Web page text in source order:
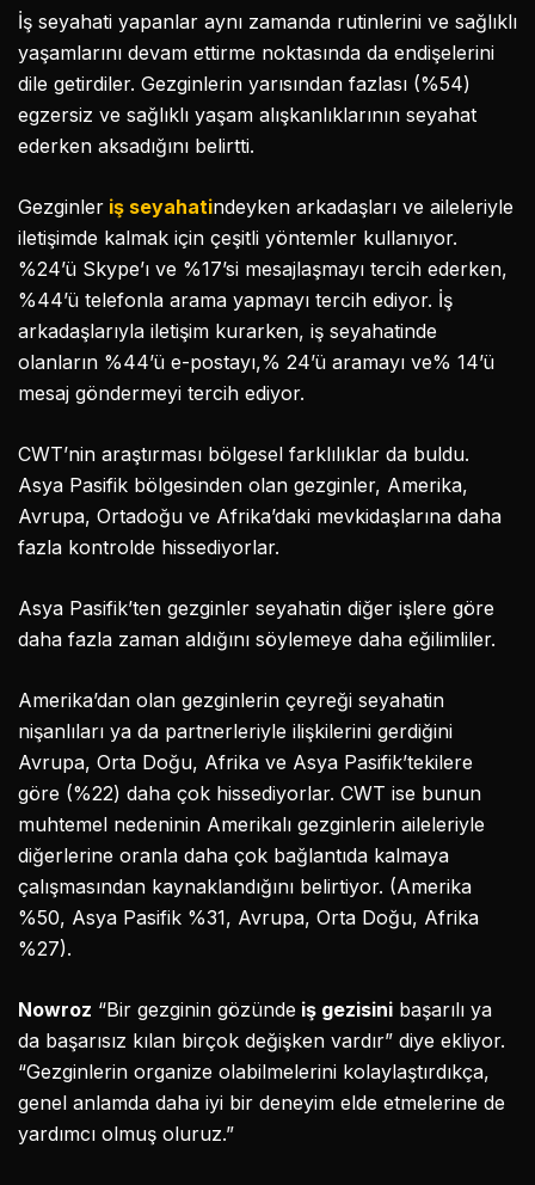
İş seyahati yapanlar aynı zamanda rutinlerini ve sağlıklı
yaşamlarını devam ettirme noktasında da endişelerini
dile getirdiler. Gezginlerin yarısından fazlası (%54)
egzersiz ve sağlıklı yaşam alışkanlıklarının seyahat
ederken aksadığını belirtti.
Gezginler iş seyahatindeyken arkadaşları ve aileleriyle
iletişimde kalmak için çeşitli yöntemler kullanıyor.
%24’ü Skype’ı ve %17’si mesajlaşmayı tercih ederken,
%44’ü telefonla arama yapmayı tercih ediyor. İş
arkadaşlarıyla iletişim kurarken, iş seyahatinde
olanların %44’ü e-postayı,% 24’ü aramayı ve% 14’ü
mesaj göndermeyi tercih ediyor.
CWT’nin araştırması bölgesel farklılıklar da buldu.
Asya Pasifik bölgesinden olan gezginler, Amerika,
Avrupa, Ortadoğu ve Afrika’daki mevkidaşlarına daha
fazla kontrolde hissediyorlar.
Asya Pasifik’ten gezginler seyahatin diğer işlere göre
daha fazla zaman aldığını söylemeye daha eğilimliler.
Amerika’dan olan gezginlerin çeyreği seyahatin
nişanlıları ya da partnerleriyle ilişkilerini gerdiğini
Avrupa, Orta Doğu, Afrika ve Asya Pasifik’tekilere
göre (%22) daha çok hissediyorlar. CWT ise bunun
muhtemel nedeninin Amerikalı gezginlerin aileleriyle
diğerlerine oranla daha çok bağlantıda kalmaya
çalışmasından kaynaklandığını belirtiyor. (Amerika
%50, Asya Pasifik %31, Avrupa, Orta Doğu, Afrika
%27).
Nowroz “Bir gezginin gözünde iş gezisini başarılı ya
da başarısız kılan birçok değişken vardır” diye ekliyor.
“Gezginlerin organize olabilmelerini kolaylaştırdıkça,
genel anlamda daha iyi bir deneyim elde etmelerine de
yardımcı olmuş oluruz.”